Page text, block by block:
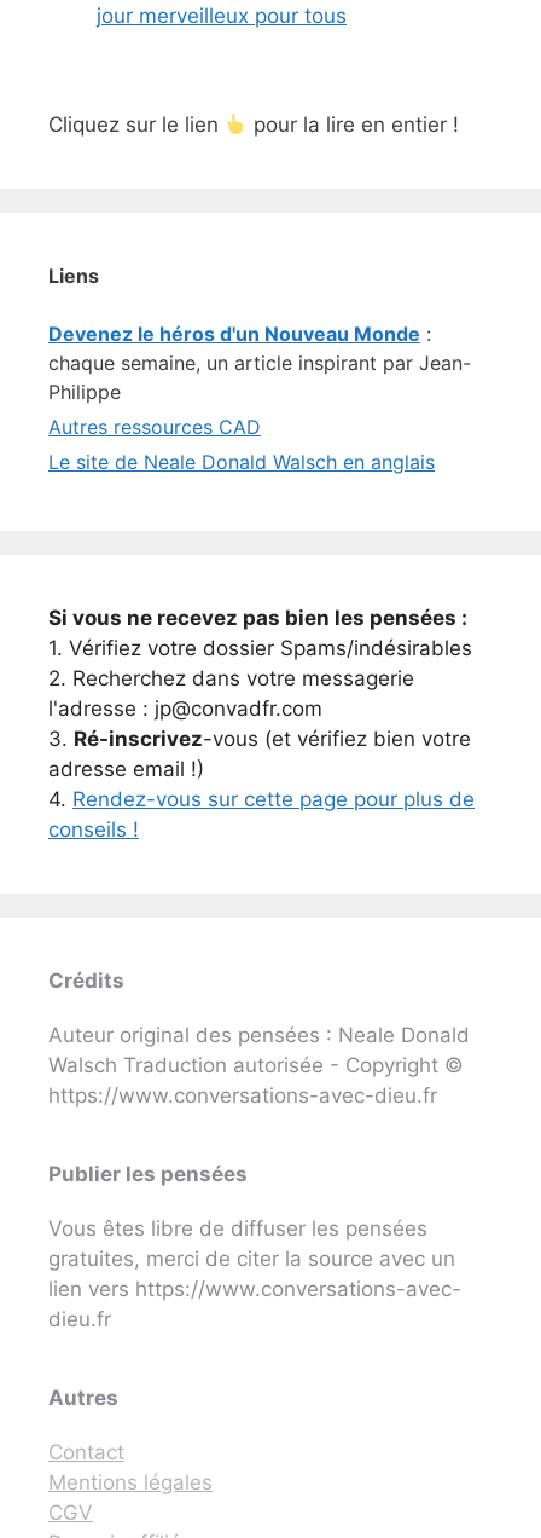
jour merveilleux pour tous
Cliquez sur le lien pour la lire en entier !
Liens
Devenez le héros d'un Nouveau Monde :
chaque semaine, un article inspirant par Jean-
Philippe
Autres ressources CAD
Le site de Neale Donald Walsch en anglais
Si vous ne recevez pas bien les pensées :
1. Vérifiez votre dossier Spams/indésirables
2. Recherchez dans votre messagerie
l'adresse : jp@convadfr.com
3. Ré-inscrivez-vous (et vérifiez bien votre
adresse email !)
4. Rendez-vous sur cette page pour plus de
conseils !
Crédits
Auteur original des pensées : Neale Donald
Walsch Traduction autorisée - Copyright ©
https://www.conversations-avec-dieu.fr
Publier les pensées
Vous êtes libre de diffuser les pensées
gratuites, merci de citer la source avec un
lien vers https://www.conversations-avec-
dieu.fr
Autres
Contact
Mentions légales
CGV